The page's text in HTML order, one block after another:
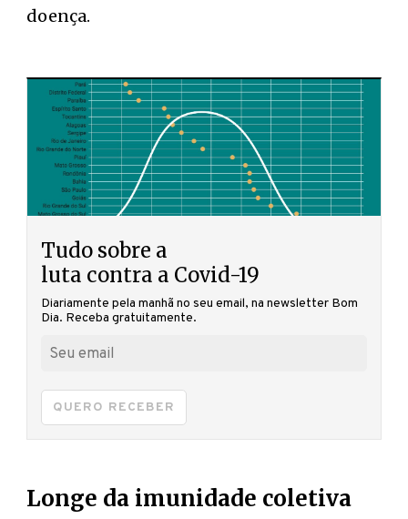
doença.
Tudo sobre a
luta contra a Covid-19
Diariamente pela manhã no seu email, na newsletter Bom
Dia. Receba gratuitamente.
QUERO RECEBER
Longe da imunidade coletiva